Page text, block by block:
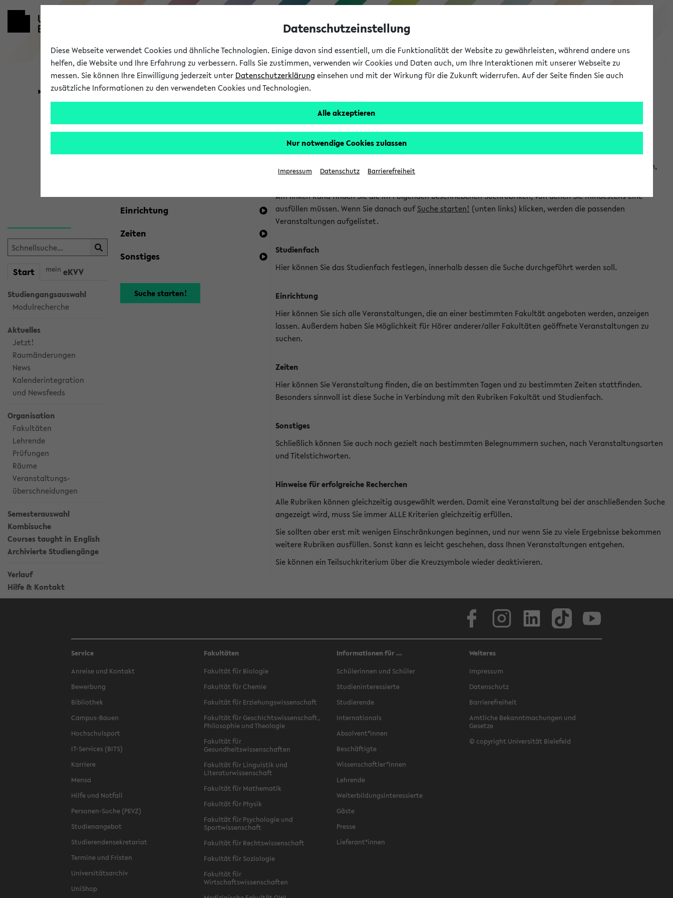
eKVV
Universität Forschung Studium
Start mein eKVV
Studiengangsauswahl
Modulrecherche
Aktuelles
Jetzt!
Raumänderungen
News
Kalenderintegration
und Newsfeeds
Organisation
Fakultäten
Lehrende
Prüfungen
Räume
Veranstaltungs-
überschneidungen
Semesterauswahl
Kombisuche
Courses taught in English
Archivierte Studiengänge
Verlauf
Hilfe & Kontakt
Kombisuche im eKVV
Ihre Suchkriterien:
Einrichtung
Zeiten
Sonstiges
Hinweise zur Kombisuche
Sie können das eKVV nach diversen Kriterien durchsuchen und so gezielt die Veranstaltungen heraussuchen,
die für Sie interessant sind.
Am linken Rand finden Sie die im Folgenden beschriebenen Suchrubriken, von denen Sie mindestens eine
ausfüllen müssen. Wenn Sie danach aufSuche starten! (unten links) klicken, werden die passenden
Veranstaltungen aufgelistet.
Studienfach
Hier können Sie das Studienfach festlegen, innerhalb dessen die Suche durchgeführt werden soll.
Einrichtung
Hier können Sie sich alle Veranstaltungen, die an einer bestimmten Fakultät angeboten werden, anzeigen
lassen. Außerdem haben Sie Möglichkeit für Hörer anderer/aller Fakultäten geöffnete Veranstaltungen zu
suchen.
Zeiten
Hier können Sie Veranstaltung finden, die an bestimmten Tagen und zu bestimmten Zeiten stattfinden.
Besonders sinnvoll ist diese Suche in Verbindung mit den Rubriken Fakultät und Studienfach.
Sonstiges
Schließlich können Sie auch noch gezielt nach bestimmten Belegnummern suchen, nach Veranstaltungsarten
und Titelstichworten.
Hinweise für erfolgreiche Recherchen
Alle Rubriken können gleichzeitig ausgewählt werden. Damit eine Veranstaltung bei der anschließenden Suche
angezeigt wird, muss Sie immer ALLE Kriterien gleichzeitig erfüllen.
Sie sollten aber erst mit wenigen Einschränkungen beginnen, und nur wenn Sie zu viele Ergebnisse bekommen
weitere Rubriken ausfüllen. Sonst kann es leicht geschehen, dass Ihnen Veranstaltungen entgehen.
Sie können ein Teilsuchkriterium über die Kreuzsymbole wieder deaktivieren.
Service
Anreise und Kontakt
Bewerbung
Bibliothek
Campus-Bauen
Hochschulsport
IT-Services (BITS)
Karriere
Mensa
Hilfe und Notfall
Personen-Suche (PEVZ)
Studienangebot
Studierendensekretariat
Termine und Fristen
Universitätsarchiv
UniShop
Fakultäten
Fakultät für Biologie
Fakultät für Chemie
Fakultät für Erziehungswissenschaft
Fakultät für Geschichtswissenschaft,
Philosophie und Theologie
Fakultät für
Gesundheitswissenschaften
Fakultät für Linguistik und
Literaturwissenschaft
Fakultät für Mathematik
Fakultät für Physik
Fakultät für Psychologie und
Sportwissenschaft
Fakultät für Rechtswissenschaft
Fakultät für Soziologie
Fakultät für
Wirtschaftswissenschaften
Informationen für ...
Schülerinnen und Schüler
Studieninteressierte
Studierende
Internationals
Absolvent*innen
Beschäftigte
Wissenschaftler*innen
Lehrende
Weiterbildungsinteressierte
Gäste
Presse
Lieferant*innen
Weiteres
Impressum
Datenschutz
Barrierefreiheit
Amtliche Bekanntmachungen und
Gesetze
© copyright Universität Bielefeld
Datenschutzeinstellung
Diese Webseite verwendet Cookies und ähnliche Technologien. Einige davon sind essentiell, um die Funktionalität der Website zu gewährleisten, während andere uns
helfen, die Website und Ihre Erfahrung zu verbessern. Falls Sie zustimmen, verwenden wir Cookies und Daten auch, um Ihre Interaktionen mit unserer Webseite zu
messen. Sie können Ihre Einwilligung jederzeit unter Datenschutzerklärung einsehen und mit der Wirkung für die Zukunft widerrufen. Auf der Seite finden Sie auch
zusätzliche Informationen zu den verwendeten Cookies und Technologien.
Alle akzeptieren
Nur notwendige Cookies zulassen
Impressum Datenschutz Barrierefreiheit